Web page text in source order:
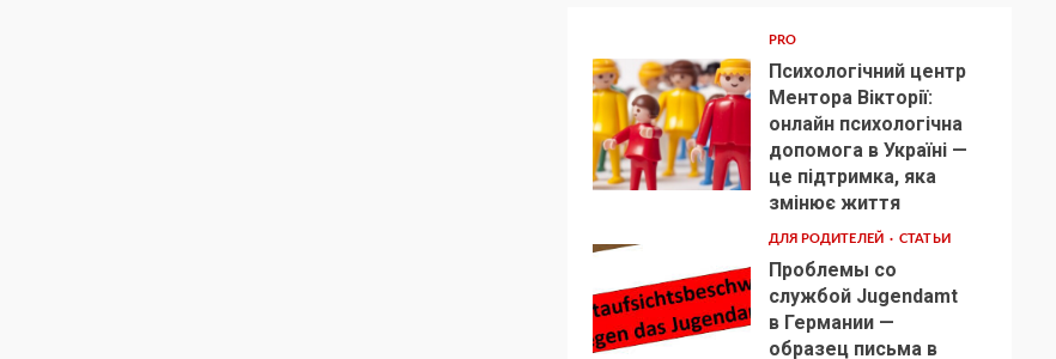
1
PRO
Психологічний центр
Ментора Вікторії:
онлайн психологічна
допомога в Україні —
це підтримка, яка
змінює життя
2
ДЛЯ РОДИТЕЛЕЙ СТАТЬИ
Проблемы со
службой Jugendamt
в Германии —
образец письма в